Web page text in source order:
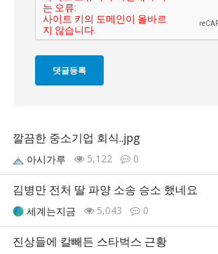
깔끔한 중소기업 회식..jpg
아시가루 5,122 0
김병만 전처 딸 파양 소송 승소 했네요
세계는지금 5,043 0
진상들에 칼빼든 스타벅스 근황